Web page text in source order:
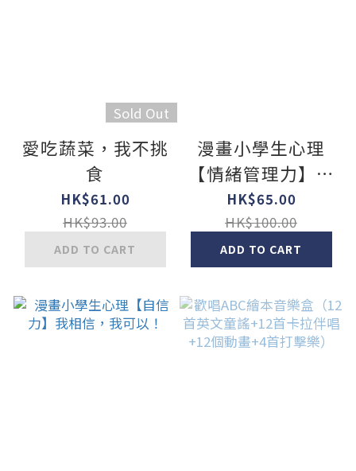
Sold Out
愛吃蔬菜，我不挑
食
HK$61.00
HK$93.00
ADD TO CART
漫畫小學生心理
【情緒管理力】不
生氣，遠離壞脾
氣！
HK$65.00
HK$100.00
ADD TO CART